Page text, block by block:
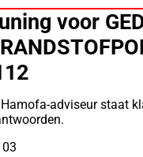
voor
adviseur staat